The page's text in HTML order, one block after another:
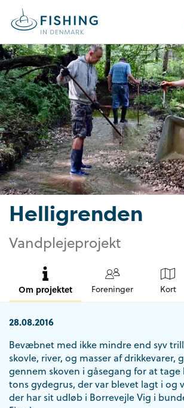
Helligrenden
Vandplejeprojekt
Om projektet Foreninger Kort
28.08.2016
Bevæbnet med ikke mindre end syv
skovle, river, og masser af drikkevarer,
gennem skoven i gåsegang for at tage
tons gydegrus, der var blevet lagt i og
der har sit udløb i Borrevejle Vig i